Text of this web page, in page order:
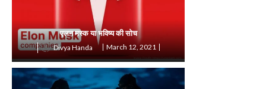
एलन मस्क या भविष्य की सोच
Divya Handa March 12, 2021